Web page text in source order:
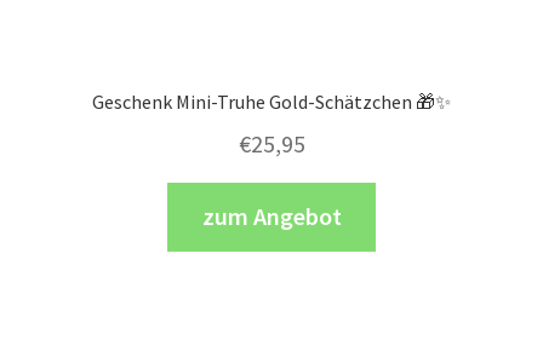
Geschenk Mini-Truhe Gold-Schätzchen 🎁✨
€25,95
zum Angebot